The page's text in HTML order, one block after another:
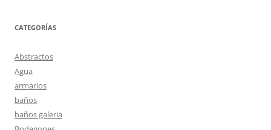
CATEGORÍAS
Abstractos
Agua
armarios
baños
baños galeria